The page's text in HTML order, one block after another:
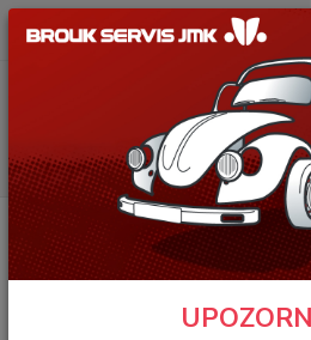
(Po-Pá, 9-18 hod.)
Úvod VW LT/Golf/Jetta/Scirocco (1974 » 95)
Průchodka lana spojky/vnitřní - VW Golf/
Průchodka lana